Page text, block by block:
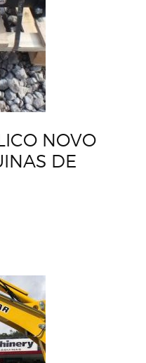
NOVO
DE